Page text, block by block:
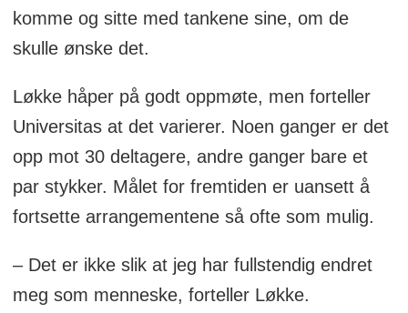
komme og sitte med tankene sine, om de
skulle ønske det.
Løkke håper på godt oppmøte, men forteller
Universitas at det varierer. Noen ganger er det
opp mot 30 deltagere, andre ganger bare et
par stykker. Målet for fremtiden er uansett å
fortsette arrangementene så ofte som mulig.
– Det er ikke slik at jeg har fullstendig endret
meg som menneske, forteller Løkke.